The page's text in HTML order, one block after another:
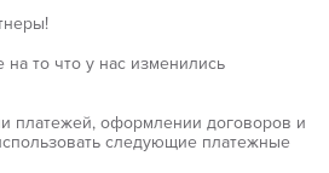
то что у нас изменились
платежей, оформлении договоров и
следующие платежные